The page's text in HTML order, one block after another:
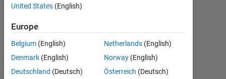
Follow
United States (English)
Europe
Belgium (English)
Denmark (English)
Deutschland (Deutsch)
Netherlands(English)
Norway(English)
Österreich (Deutsch)